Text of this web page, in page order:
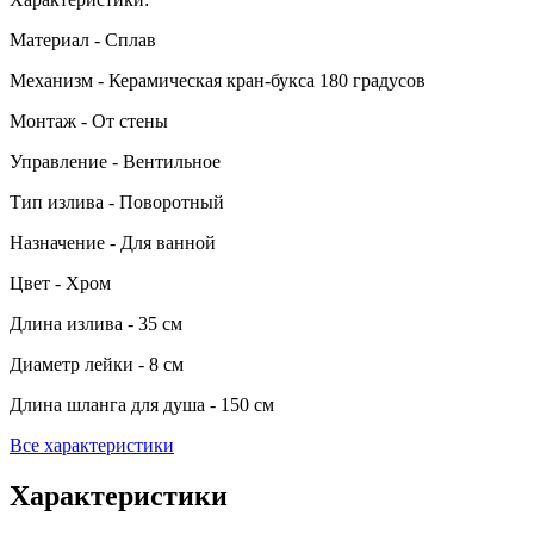
Материал - Сплав
Механизм - Керамическая кран-букса 180 градусов
Монтаж - От стены
Управление - Вентильное
Тип излива - Поворотный
Назначение - Для ванной
Цвет - Хром
Длина излива - 35 см
Диаметр лейки - 8 см
Длина шланга для душа - 150 см
Все характеристики
Характеристики